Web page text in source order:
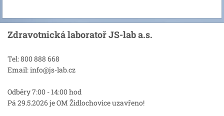
Zdravotnická laboratoř JS-lab a.s.
Tel: 800 888 668
Email: info@js-lab.cz
Odběry 7:00 - 14:00 hod
Pá 29.5.2026 je OM Židlochovice uzavřeno!